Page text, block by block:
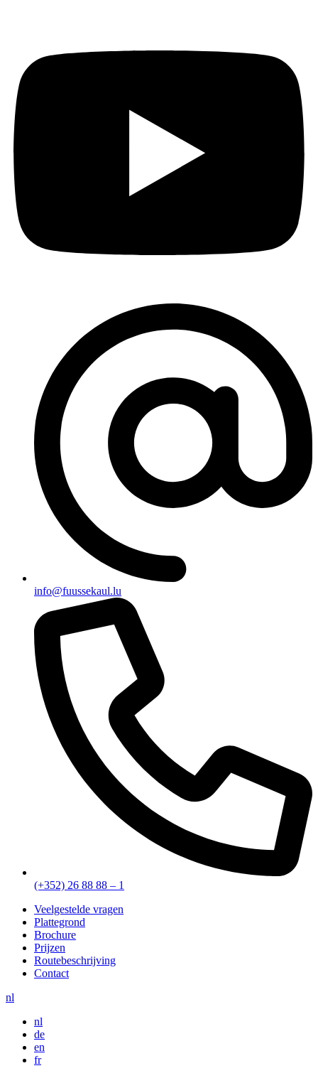
info@fuussekaul.lu
(+352) 26 88 88 – 1
Veelgestelde vragen
Plattegrond
Brochure
Prijzen
Routebeschrijving
Contact
nl
nl
de
en
fr